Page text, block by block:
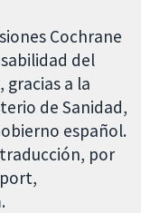
Cochrane
del
a la
de Sanidad,
español.
por